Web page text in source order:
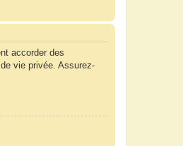
accorder des
vie privée. Assurez-